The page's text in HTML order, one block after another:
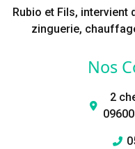
Rubio et Fils, intervient
zinguerie,
Nos
2